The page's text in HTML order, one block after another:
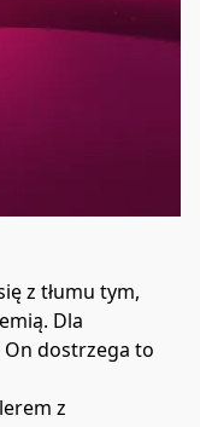
z tłumu tym,
Dla
On dostrzega to
z